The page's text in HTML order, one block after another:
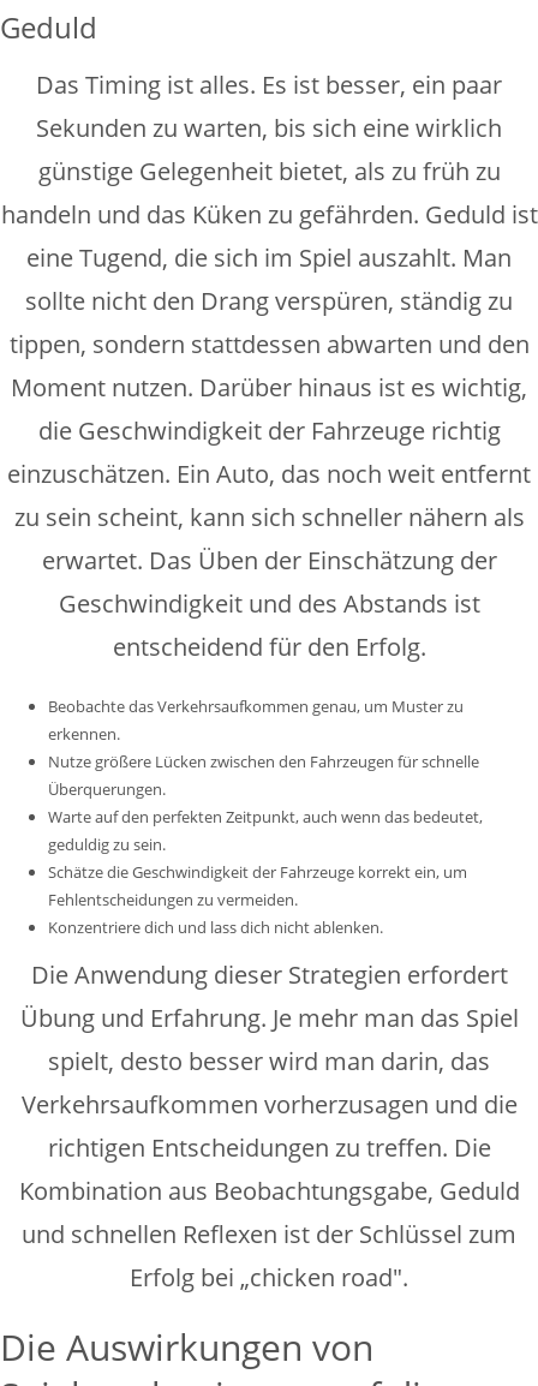
Geduld
Das Timing ist alles. Es ist besser, ein paar
Sekunden zu warten, bis sich eine wirklich
günstige Gelegenheit bietet, als zu früh zu
handeln und das Küken zu gefährden. Geduld ist
eine Tugend, die sich im Spiel auszahlt. Man
sollte nicht den Drang verspüren, ständig zu
tippen, sondern stattdessen abwarten und den
Moment nutzen. Darüber hinaus ist es wichtig,
die Geschwindigkeit der Fahrzeuge richtig
einzuschätzen. Ein Auto, das noch weit entfernt
zu sein scheint, kann sich schneller nähern als
erwartet. Das Üben der Einschätzung der
Geschwindigkeit und des Abstands ist
entscheidend für den Erfolg.
Beobachte das Verkehrsaufkommen genau, um Muster zu
erkennen.
Nutze größere Lücken zwischen den Fahrzeugen für schnelle
Überquerungen.
Warte auf den perfekten Zeitpunkt, auch wenn das bedeutet,
geduldig zu sein.
Schätze die Geschwindigkeit der Fahrzeuge korrekt ein, um
Fehlentscheidungen zu vermeiden.
Konzentriere dich und lass dich nicht ablenken.
Die Anwendung dieser Strategien erfordert
Übung und Erfahrung. Je mehr man das Spiel
spielt, desto besser wird man darin, das
Verkehrsaufkommen vorherzusagen und die
richtigen Entscheidungen zu treffen. Die
Kombination aus Beobachtungsgabe, Geduld
und schnellen Reflexen ist der Schlüssel zum
Erfolg bei „chicken road".
Die Auswirkungen von